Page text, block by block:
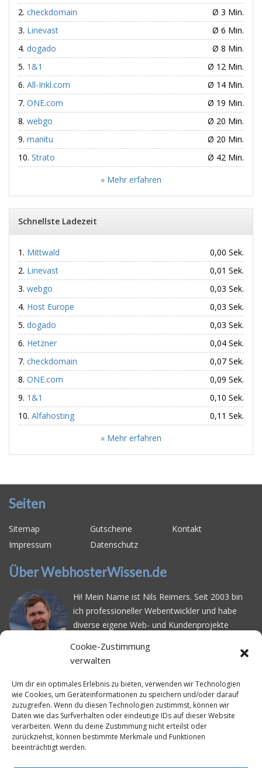
Cookie-Zustimmung
verwalten
Um dir ein optimales Erlebnis zu bieten, verwenden wir Technologien
wie Cookies, um Geräteinformationen zu speichern und/oder darauf
zuzugreifen. Wenn du diesen Technologien zustimmst, können wir
Daten wie das Surfverhalten oder eindeutige IDs auf dieser Website
verarbeiten. Wenn du deine Zustimmung nicht erteilst oder
zurückziehst, können bestimmte Merkmale und Funktionen
beeinträchtigt werden.
checkdomain
Ø 3 Min.
Linevast
Ø 6 Min.
dogado
Ø 8 Min.
1&1
Ø 12 Min.
All-Inkl.com
Ø 14 Min.
ONE.com
Ø 19 Min.
webgo
Ø 20 Min.
manitu
Ø 20 Min.
Strato
Ø 42 Min.
» Mehr erfahren
Schnellste Ladezeit
Mittwald
0,00 Sek.
Linevast
0,01 Sek.
webgo
0,03 Sek.
Host Europe
0,03 Sek.
dogado
0,03 Sek.
Hetzner
0,04 Sek.
checkdomain
0,07 Sek.
ONE.com
0,09 Sek.
1&1
0,10 Sek.
Alfahosting
0,11 Sek.
» Mehr erfahren
Seiten
Sitemap Gutscheine
Kontakt
Impressum
Datenschutz
Über WebhosterWissen.de
Hi! Mein Name ist Nils Reimers. Seit 2003 bin
ich professioneller Webentwickler und habe
diverse eigene Web- und Kundenprojekte
schwierig ist gutes Webhosting zu finden: Bei
vielen Anbietern ärgert man sich über
Serverausfälleoder überlangsame
Ladezeiten. Deswegen habe ich im Mai 2016
angefangen, die bekanntesten Webhoster
systematisch zu testen und deren
Erreichbarkeit und Ladezeit für eine typische
Website basierend auf dem beliebten CMS-
System WordPress zu protokollieren. Auf